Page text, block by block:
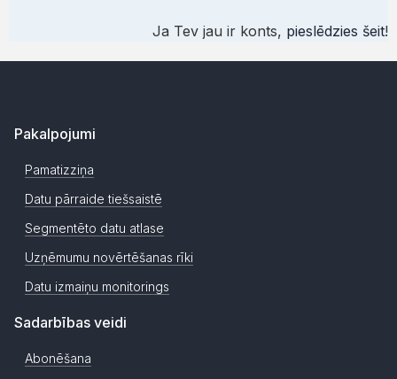
Ja Tev jau ir konts, pieslēdzies šeit!
Pakalpojumi
Pamatizziņa
Datu pārraide tiešsaistē
Segmentēto datu atlase
Uzņēmumu novērtēšanas rīki
Datu izmaiņu monitorings
Sadarbības veidi
Abonēšana